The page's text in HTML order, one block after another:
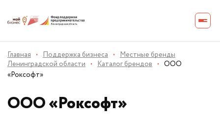
Главная · Поддержка бизнеса · Местные бренды
Ленинградской области · Каталог брендов · ООО
«Роксофт»
ООО «Роксофт»